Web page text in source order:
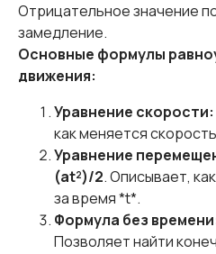
Отрицательное значение
замедление.
Основные формулы
движения:
Уравнение скорости:
как меняется
Уравнение
(at²)/2. Описывает,
за время *t*.
Формула без
Позволяет найти